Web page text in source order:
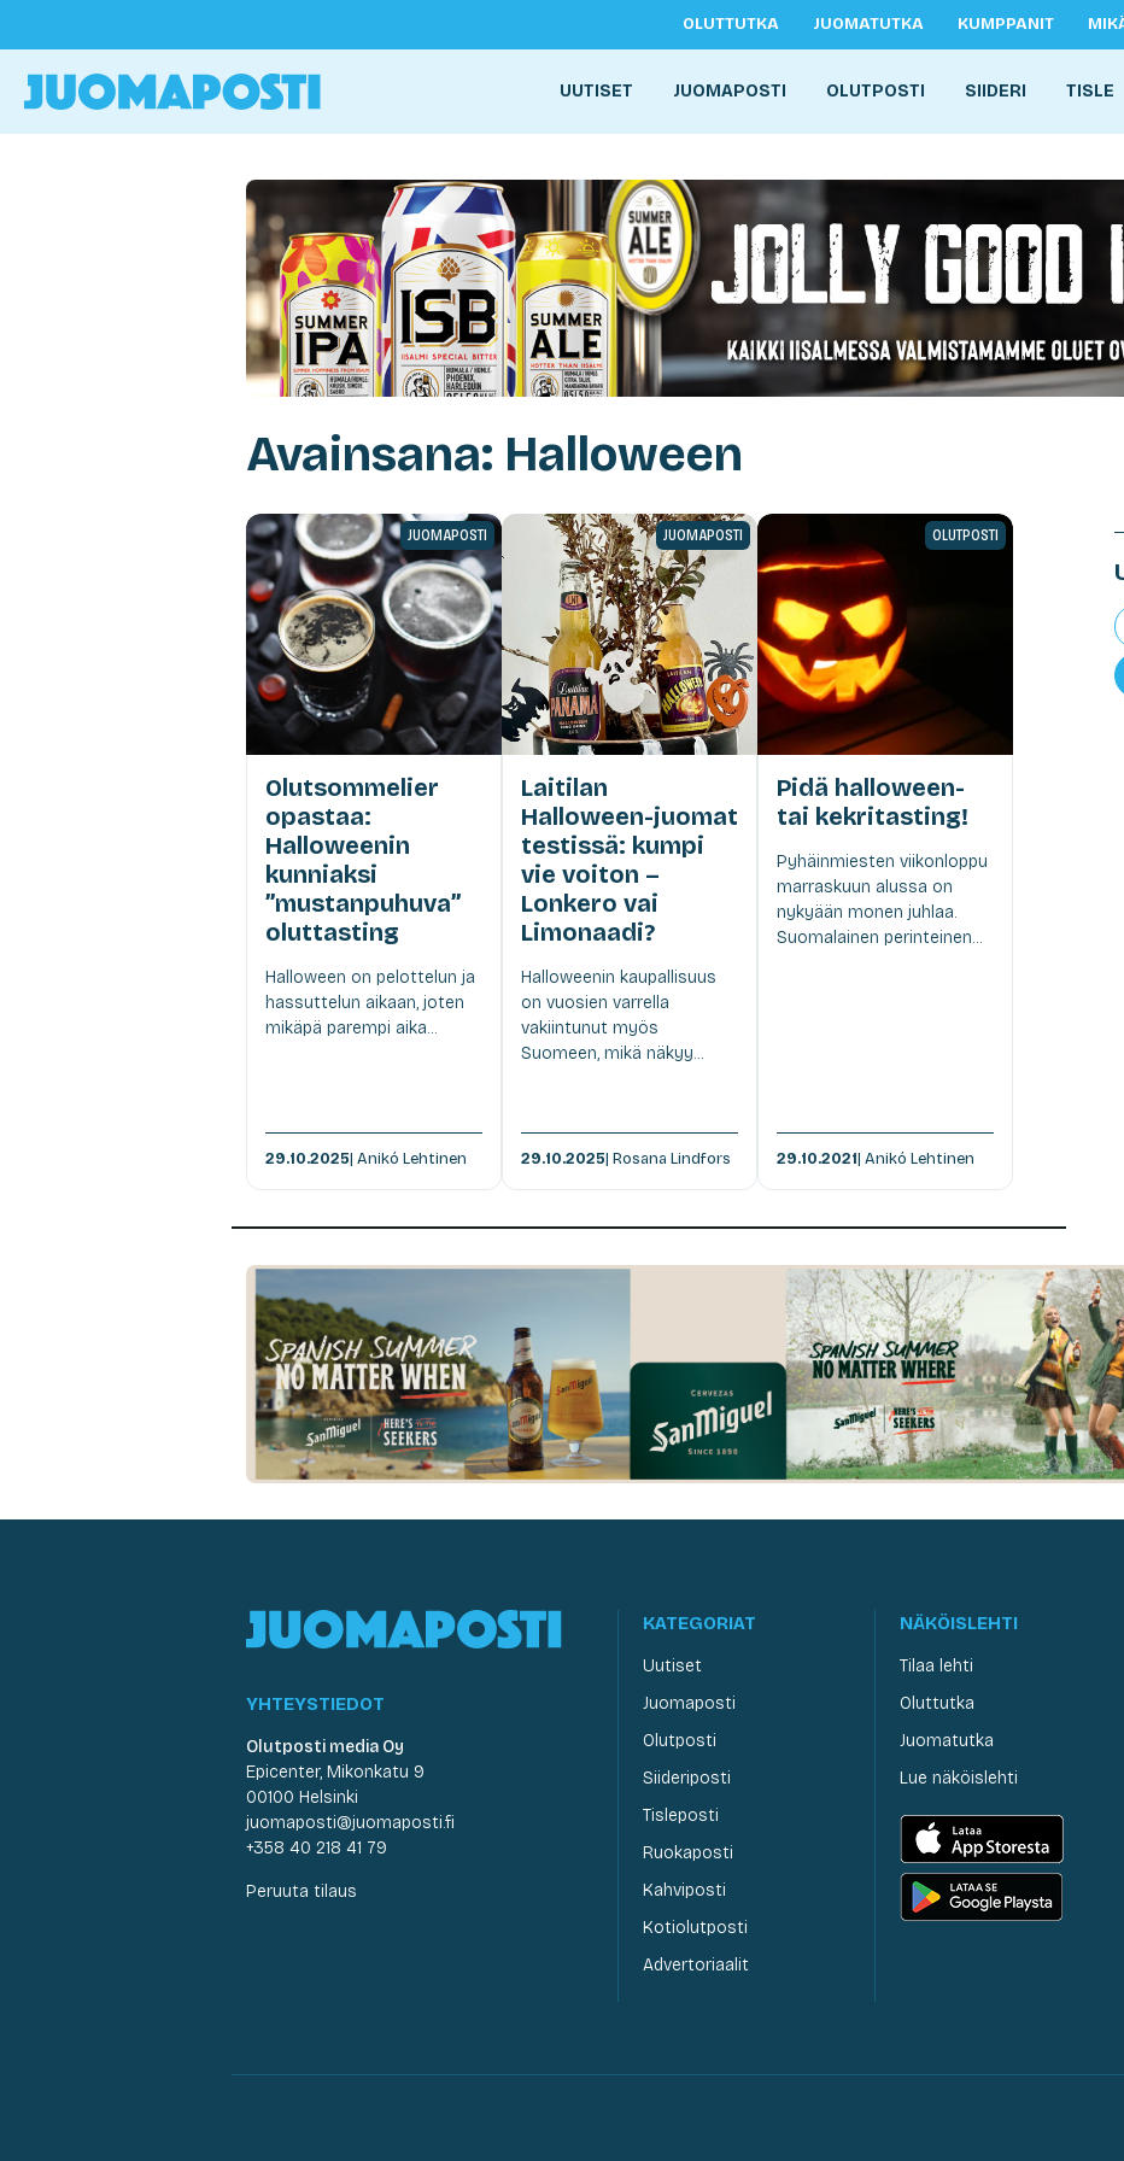
OLUTTUTKA JUOMATUTKA KUMPPANIT
UUTISET JUOMAPOSTI OLUTPOSTI SIIDERI TISLE
Avainsana: Halloween
JUOMAPOSTI
Olutsommelier
opastaa:
Halloweenin
kunniaksi
”mustanpuhuva”
oluttasting
Halloween on pelottelun ja
hassuttelun aikaan, joten
mikäpä parempi aika...
29.10.2025| Anikó Lehtinen
JUOMAPOSTI
Laitilan
Halloween-juomat
testissä: kumpi
vie voiton –
Lonkero vai
Limonaadi?
Halloweenin kaupallisuus
on vuosien varrella
vakiintunut myös
Suomeen, mikä näkyy...
29.10.2025| Rosana Lindfors
OLUTPOSTI
Pidä halloween-
tai kekritasting!
Pyhäinmiesten viikonloppu
marraskuun alussa on
nykyään monen juhlaa.
Suomalainen perinteinen...
29.10.2021| Anikó Lehtinen
YHTEYSTIEDOT
Olutposti media Oy
Epicenter, Mikonkatu 9
00100 Helsinki
juomaposti@juomaposti.fi
+358 40 218 41 79
Peruuta tilaus
KATEGORIAT
Uutiset
Juomaposti
Olutposti
Siideriposti
Tisleposti
Ruokaposti
Kahviposti
Kotiolutposti
Advertoriaalit
NÄKÖISLEHTI
Tilaa lehti
Oluttutka
Juomatutka
Lue näköislehti